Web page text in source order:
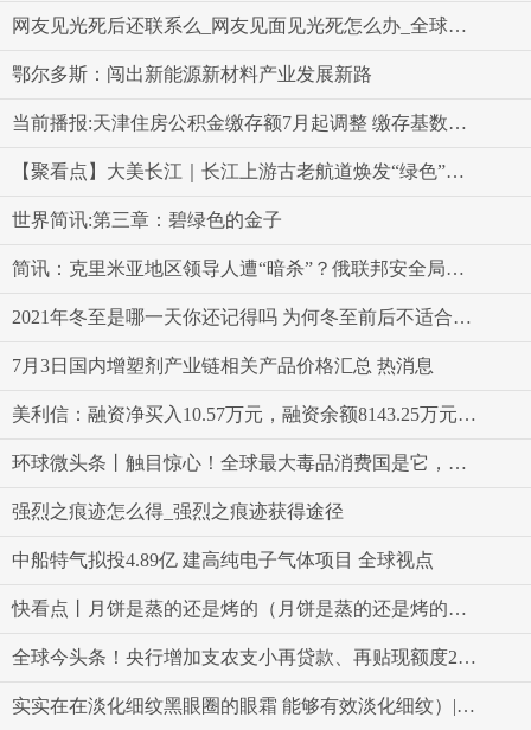
网友见光死后还联系么_网友见面见光死怎么办_全球消息
鄂尔多斯：闯出新能源新材料产业发展新路
当前播报:天津住房公积金缴存额7月起调整 缴存基数最低2180元
【聚看点】大美长江｜长江上游古老航道焕发“绿色”新活力
世界简讯:第三章：碧绿色的金子
简讯：克里米亚地区领导人遭“暗杀”？俄联邦安全局：已挫败
2021年冬至是哪一天你还记得吗 为何冬至前后不适合出行-世界聚看点
7月3日国内增塑剂产业链相关产品价格汇总 热消息
美利信：融资净买入10.57万元，融资余额8143.25万元（07-03）-全球新要闻
环球微头条丨触目惊心！全球最大毒品消费国是它，这里已沦为“僵尸之地”，有人失去知觉趴地上
强烈之痕迹怎么得_强烈之痕迹获得途径
中船特气拟投4.89亿 建高纯电子气体项目 全球视点
快看点丨月饼是蒸的还是烤的（月饼是蒸的还是烤的好）
全球今头条！央行增加支农支小再贷款、再贴现额度2000亿元
实实在在淡化细纹黑眼圈的眼霜 能够有效淡化细纹）|环球观点